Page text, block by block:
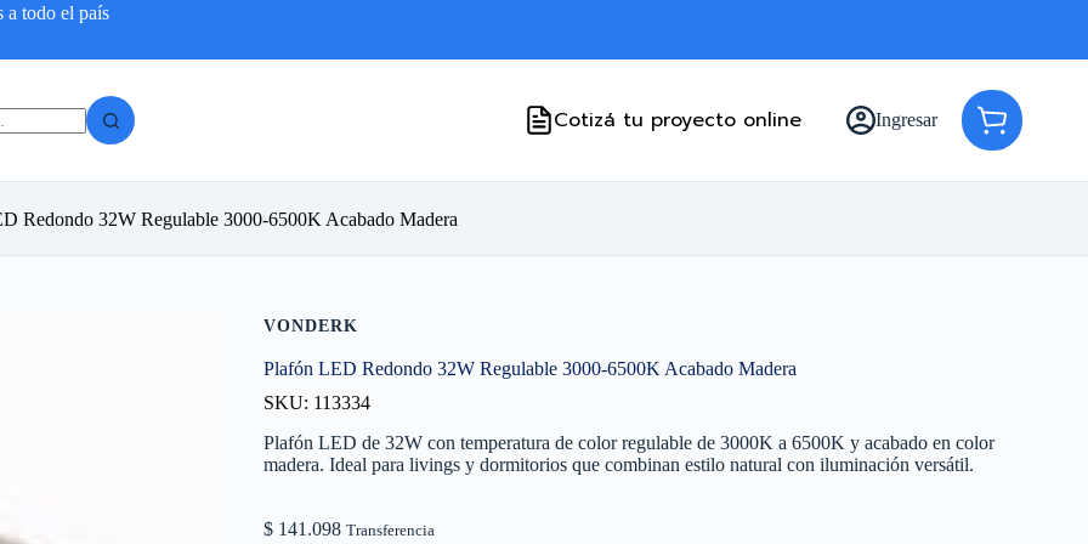
a todo el país
Cotizá tu proyecto online Ingresar
Carro
de
Redondo 32W Regulable 3000-6500K Acabado Madera
VONDERK
Plafón LED Redondo 32W Regulable 3000-6500K Acabado Madera
SKU: 113334
Plafón LED de 32W con temperatura de color regulable de 3000K a 6500K y acabado en color
madera. Ideal para livings y dormitorios que combinan estilo natural con iluminación versátil.
$ 141.098 Transferencia